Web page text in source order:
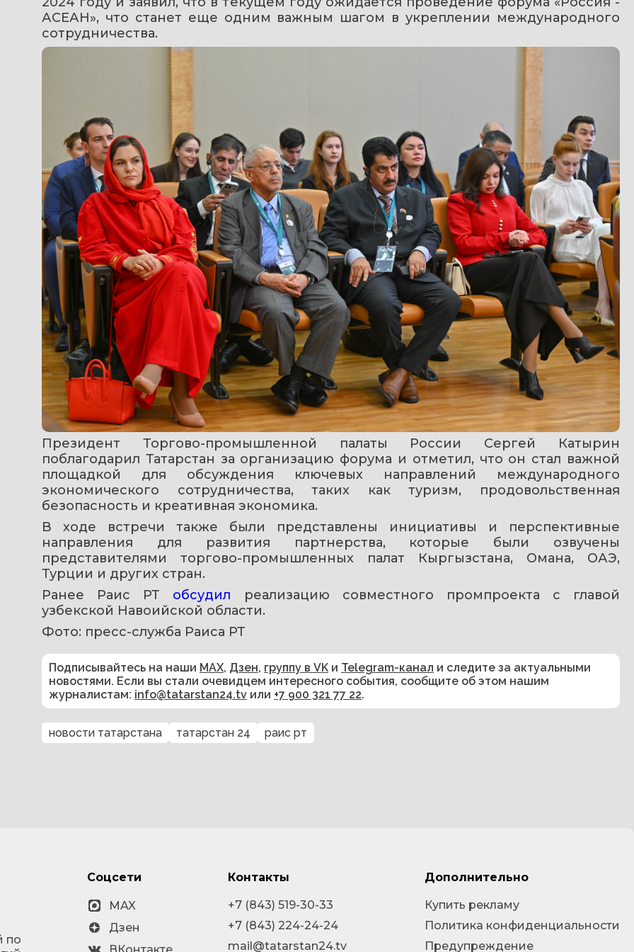
АСЕАН», что станет еще одним важным шагом в укреплении международного
сотрудничества.
Президент Торгово-промышленной палаты России Сергей Катырин
поблагодарил Татарстан за организацию форума и отметил, что он стал важной
площадкой для обсуждения ключевых направлений международного
экономического сотрудничества, таких как туризм, продовольственная
безопасность и креативная экономика.
В ходе встречи также были представлены инициативы и перспективные
направления для развития партнерства, которые были озвучены
представителями торгово-промышленных палат Кыргызстана, Омана, ОАЭ,
Турции и других стран.
Ранее Раис РТ обсудил
реализацию совместного промпроекта с главой
узбекской Навоийской области.
Фото: пресс-служба Раиса РТ
Подписывайтесь на наши MAX, Дзен, группу в VK и Telegram-канал и следите за актуальными
новостями. Если вы стали очевидцем интересного события, сообщите об этом нашим
журналистам: info@tatarstan24.tv или +7 900 321 77 22.
новости татарстана татарстан 24 раис рт
по
Соцсети
MAX
Дзен
Контакты
+7 (843) 519-30-33
+7 (843) 224-24-24
mail@tatarstan24.tv
Дополнительно
Купить рекламу
Политика конфиденциальности
Предупреждение